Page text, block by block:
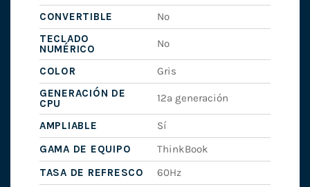
CONVERTIBLE
No
TECLADO
NUMÉRICO
No
COLOR
Gris
GENERACIÓN DE
CPU
12ª generación
AMPLIABLE
Sí
GAMA DE EQUIPO
ThinkBook
TASA DE REFRESCO
60Hz